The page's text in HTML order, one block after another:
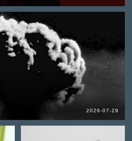
2026-07-29